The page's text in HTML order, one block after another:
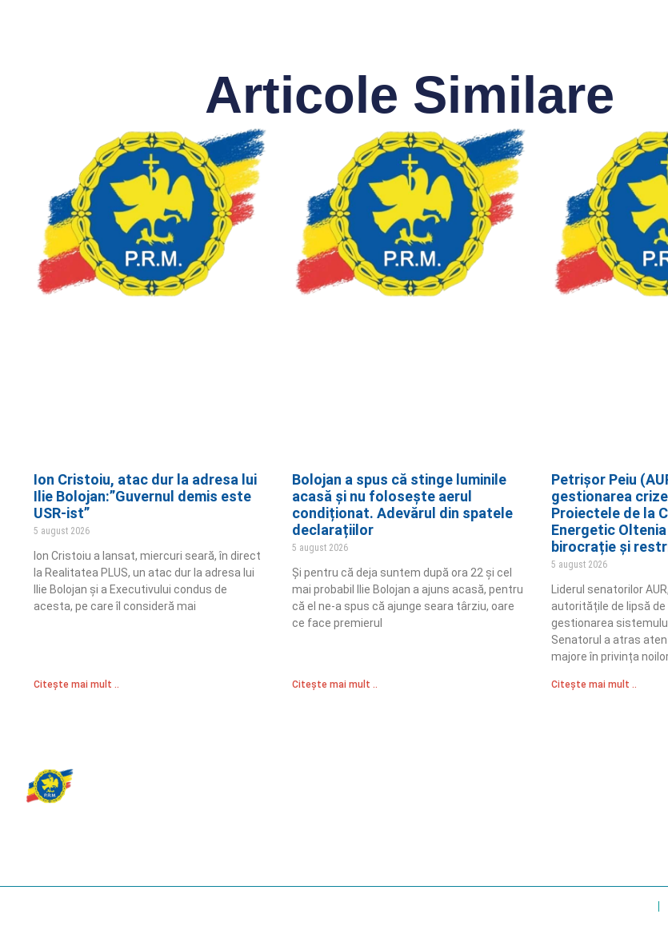
Articole Similare
Ion Cristoiu, atac dur la adresa lui
Ilie Bolojan:”Guvernul demis este
USR-ist”
5 august 2026
Ion Cristoiu a lansat, miercuri seară, în direct
la Realitatea PLUS, un atac dur la adresa lui
Ilie Bolojan și a Executivului condus de
acesta, pe care îl consideră mai
Citește mai mult ..
Bolojan a spus că stinge luminile
acasă și nu folosește aerul
condiționat. Adevărul din spatele
declarațiilor
5 august 2026
Și pentru că deja suntem după ora 22 și cel
mai probabil Ilie Bolojan a ajuns acasă, pentru
că el ne-a spus că ajunge seara târziu, oare
ce face premierul
Citește mai mult ..
Petrișor Peiu
gestionarea
Proiectele de la
Energetic
birocrație și
5 august 2026
Liderul senatorilor
autoritățile de lipsă
gestionarea
Senatorul a atras
majore în privința
Citește mai mult ..